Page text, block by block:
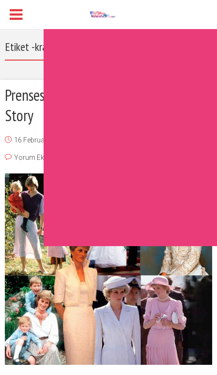
Etiket -kraliyet kıyafetleri
Prenses Diana Modası: Her Fashion
Story
16 February 2017
Yorum Ekle